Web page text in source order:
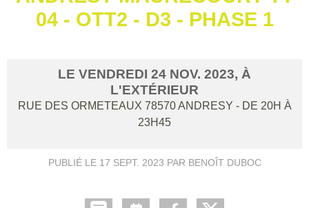
04 - OTT2 - D3 - PHASE 1
LE VENDREDI 24 NOV. 2023, À
L'EXTÉRIEUR
RUE DES ORMETEAUX 78570 ANDRESY - DE 20H À
23H45
PUBLIÉ LE 17 SEPT. 2023 PAR BENOÎT DUBOC